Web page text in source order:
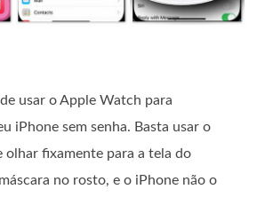
usar o Apple Watch para
iPhone sem senha. Basta usar o
olhar fixamente para a tela do
no rosto, e o iPhone não o